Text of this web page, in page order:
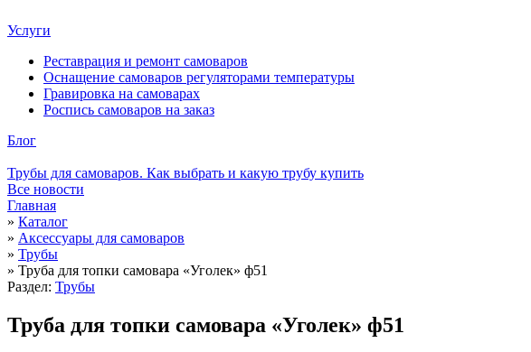
Услуги
Реставрация и ремонт самоваров
Оснащение самоваров регуляторами температуры
Гравировка на самоварах
Роспись самоваров на заказ
Блог
Трубы для самоваров. Как выбрать и какую трубу купить
Все новости
Главная
» Каталог
» Аксессуары для самоваров
» Трубы
» Труба для топки самовара «Уголек» ф51
Раздел: Трубы
Труба для топки самовара «Уголек» ф51